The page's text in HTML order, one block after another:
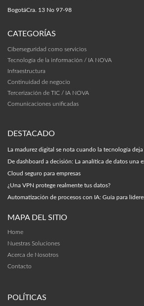
BogotáCra. 13 No 97-98
CATEGORÍAS
Ciberseguridad como servicios
Tecnología de la información / IA NOVA
Infraestructura
Continuidad de negocio
Tercerización de TIC / IA NOVA
Comunicaciones unificadas
DESTACADO
La madurez digital se nota cuando la tecnología
De dashboard a decisión: La analítica de datos una
Cloud seguro para empresas
¿Una VPN protege realmente tus datos?
Automatización de procesos con IA: Guía para
MAPA DEL SITIO
Home
Nuestras Soluciones
Acerca de Nosotros
Contacto
POLÍTICAS